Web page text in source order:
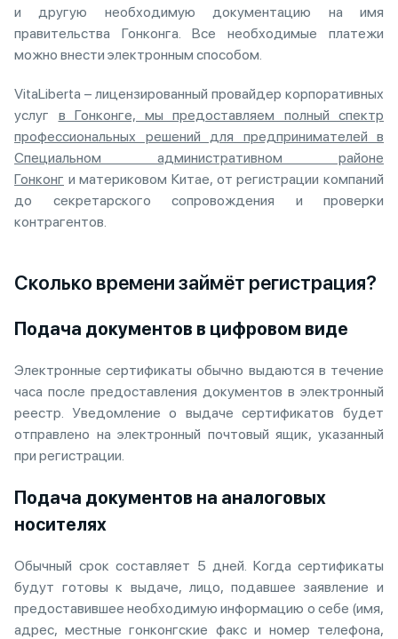
и другую необходимую документацию на имя
правительства Гонконга. Все необходимые платежи
можно внести электронным способом.
VitaLiberta – лицензированный провайдер корпоративных
услуг в Гонконге, мы предоставляем полный спектр
профессиональных решений для предпринимателей в
Специальном административном районе
Гонконг и материковом Китае, от регистрации компаний
до секретарского сопровождения и проверки
контрагентов.
Сколько времени займёт регистрация?
Подача документов в цифровом виде
Электронные сертификаты обычно выдаются в течение
часа после предоставления документов в электронный
реестр. Уведомление о выдаче сертификатов будет
отправлено на электронный почтовый ящик, указанный
при регистрации.
Подача документов на аналоговых
носителях
Обычный срок составляет 5 дней. Когда сертификаты
будут готовы к выдаче, лицо, подавшее заявление и
предоставившее необходимую информацию о себе (имя,
адрес, местные гонконгские факс и номер телефона,